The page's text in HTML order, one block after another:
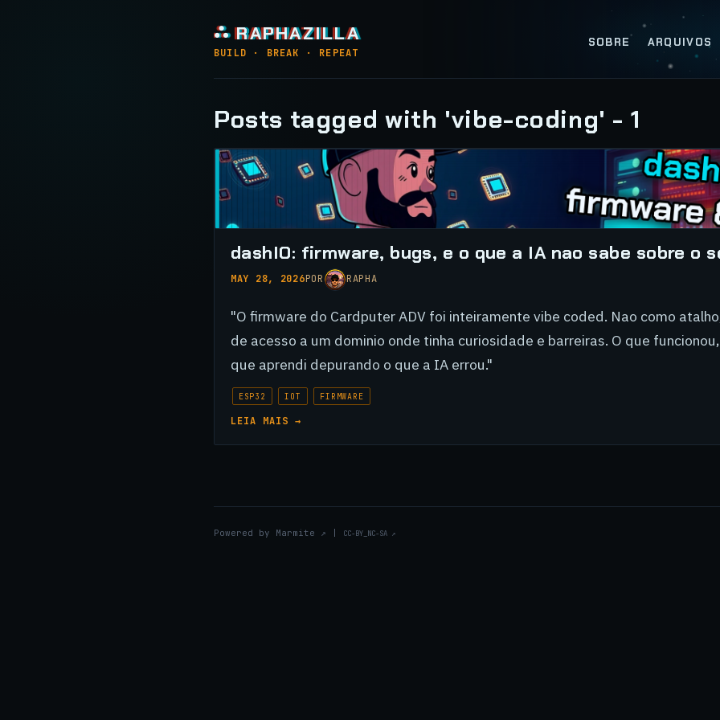
⛬ RAPHAZILLA
BUILD · BREAK · REPEAT
SOBRE ARQUIVOS
Posts tagged with 'vibe-coding' - 1
dashIO: firmware, bugs, e o que a IA nao sabe sobre o
MAY 28, 2026POR RAPHA
"O firmware do Cardputer ADV foi inteiramente vibe coded. Nao como
de acesso a um dominio onde tinha curiosidade e barreiras. O que
que aprendi depurando o que a IA errou."
ESP32 IOT FIRMWARE
LEIA MAIS →
Powered by Marmite ↗ CC-BY_NC-SA ↗